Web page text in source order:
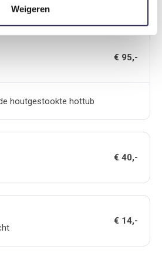
Weigeren
€ 95,-
houtgestookte hottub
€ 40,-
€ 14,-